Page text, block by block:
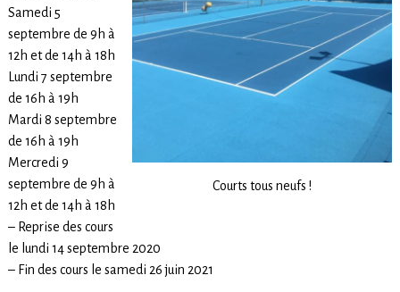
Courts tous neufs !
Samedi 5
septembre de 9h à
12h et de 14h à 18h
Lundi 7 septembre
de 16h à 19h
Mardi 8 septembre
de 16h à 19h
Mercredi 9
septembre de 9h à
12h et de 14h à 18h
– Reprise des cours
le lundi 14 septembre 2020
– Fin des cours le samedi 26 juin 2021